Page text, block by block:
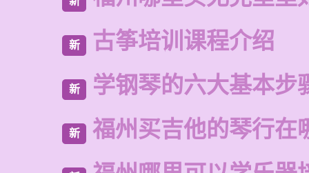
新 古筝培训课程介绍
新 学钢琴的六大基本步
新 福州买吉他的琴行在